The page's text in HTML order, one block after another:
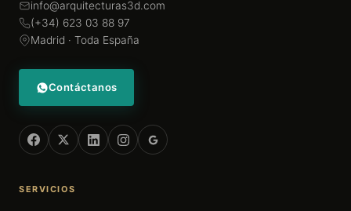
info@arquitecturas3d.com
(+34) 623 03 88 97
Madrid · Toda España
Contáctanos
SERVICIOS